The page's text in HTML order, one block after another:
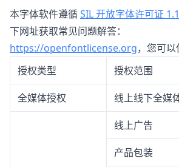
本字体软件遵循SIL 开放字体许可证
下网址获取常见问题解答：
https://openfontlicense.org，您可
授权类型
授权范围
全媒体授权 线上线下全媒
线上广告
产品包装